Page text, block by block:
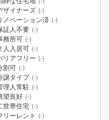
ザイナーズ (-)
ノベーション済 (-)
証人不要 (-)
務所可 (-)
人入居可 (-)
リアフリー (-)
割可 (-)
譲タイプ (-)
理人常駐 (-)
望良好 (-)
世帯住宅 (-)
リーレント (-)